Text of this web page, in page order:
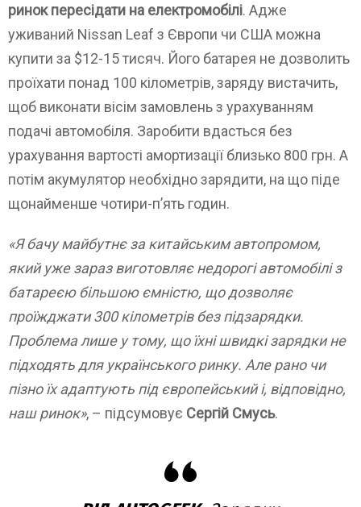
ринок пересідати на електромобілі. Адже
уживаний Nissan Leaf з Європи чи США можна
купити за $12-15 тисяч. Його батарея не дозволить
проїхати понад 100 кілометрів, заряду вистачить,
щоб виконати вісім замовлень з урахуванням
подачі автомобіля. Заробити вдасться без
урахування вартості амортизації близько 800 грн. А
потім акумулятор необхідно зарядити, на що піде
щонайменше чотири-п’ять годин.
«Я бачу майбутнє за китайським автопромом,
який уже зараз виготовляє недорогі автомобілі з
батареєю більшою ємністю, що дозволяє
проїжджати 300 кілометрів без підзарядки.
Проблема лише у тому, що їхні швидкі зарядки не
підходять для українського ринку. Але рано чи
пізно їх адаптують під європейський і, відповідно,
наш ринок», – підсумовує Сергій Смусь.